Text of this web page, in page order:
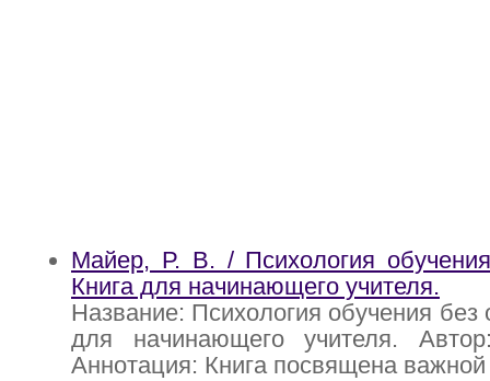
Майер, Р. В. / Психология
Книга для начинающего учителя.
Название: Психология обучения без
для начинающего учителя.
Аннотация: Книга посвящена важной